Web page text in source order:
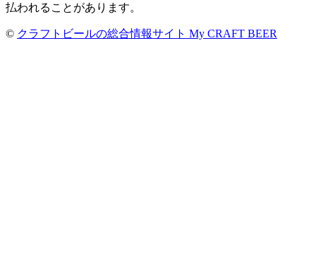
払われることがあります。
© クラフトビールの総合情報サイト My CRAFT BEER